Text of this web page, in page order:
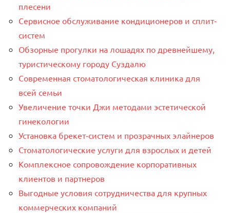
плесени
Сервисное обслуживание кондиционеров и сплит-
систем
Обзорные прогулки на лошадях по древнейшему,
туристическому городу Суздалю
Современная стоматологическая клиника для
всей семьи
Увеличение точки Джи методами эстетической
гинекологии
Установка брекет-систем и прозрачных элайнеров
Стоматологические услуги для взрослых и детей
Комплексное сопровождение корпоративных
клиентов и партнеров
Выгодные условия сотрудничества для крупных
коммерческих компаний